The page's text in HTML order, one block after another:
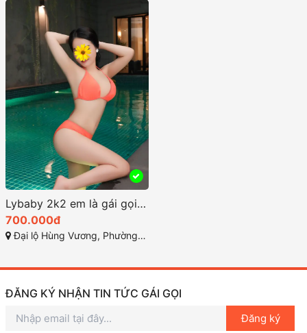
Lybaby 2k2 em là gái gọi phú yên cam kết sướng
700.000đ
Đại lộ Hùng Vương, Phường 9 - TP Tuy Hòa - Phú Yên
ĐĂNG KÝ NHẬN TIN TỨC GÁI GỌI
Đăng ký